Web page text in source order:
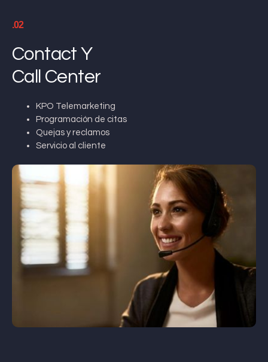
.02
Contact Y
Call Center
KPO Telemarketing
Programación de citas
Quejas y reclamos
Servicio al cliente